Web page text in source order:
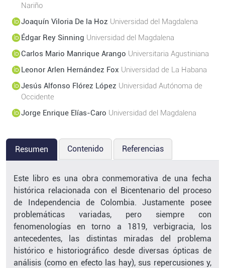
Nariño
Joaquín Viloria De la Hoz Universidad del Magdalena
Édgar Rey Sinning Universidad del Magdalena
Carlos Mario Manrique Arango Universitaria Agustiniana
Leonor Arlen Hernández Fox Universidad de La Habana
Jesús Alfonso Flórez López Universidad Autónoma de
Occidente
Jorge Enrique Elías-Caro Universidad del Magdalena
Resumen Contenido Referencias
Este libro es una obra conmemorativa de una fecha
histórica relacionada con el Bicentenario del proceso
de Independencia de Colombia. Justamente posee
problemáticas variadas, pero siempre con
fenomenologías en torno a 1819, verbigracia, los
antecedentes, las distintas miradas del problema
histórico e historiográfico desde diversas ópticas de
análisis (como en efecto las hay), sus repercusiones y,